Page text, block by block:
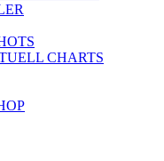
CHARTS